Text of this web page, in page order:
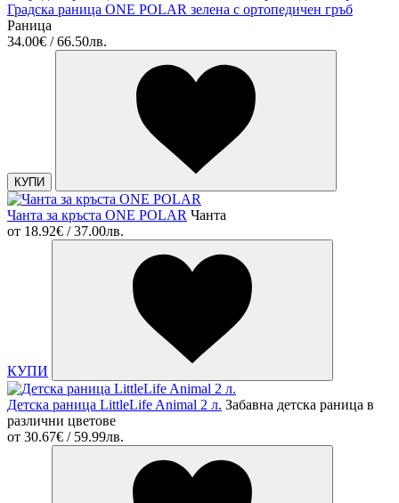
Градска раница ONE POLAR зелена с ортопедичен гръб
Раница
34.00€ / 66.50лв.
КУПИ
Чанта за кръста ONE POLAR Чанта
от 18.92€ / 37.00лв.
КУПИ
Детска раница LittleLife Animal 2 л. Забавна детска раница в
различни цветове
от 30.67€ / 59.99лв.